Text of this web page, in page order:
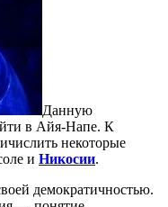
Данную
в Айя-Напе. К
некоторые
и Никосии.
демократичностью.